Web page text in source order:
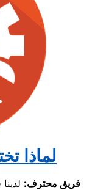
لماذا
فريق محترف: